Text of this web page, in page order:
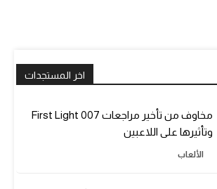
اخر المستجدات
مخاوف من تأخير مراجعات 007 First Light
وتأثيرها على اللاعبين
الألعاب